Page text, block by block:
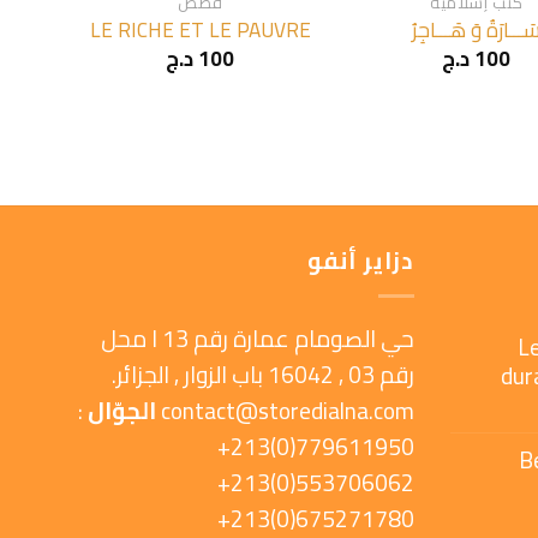
وَ هَـــاجِرُ
100د.ج
LE RICHE ET LE PAUVRE
100د.ج
دزاير أنفو
حي الصومام عمارة رقم 13 ا محل
رقم 03 , 16042 باب الزوار , الجزائر.
contact@storedialna.comالجوّال:
779611950(0)213+
553706062(0)213+
675271780(0)213+